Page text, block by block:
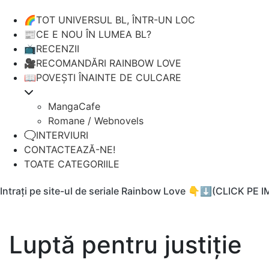
🌈TOT UNIVERSUL BL, ÎNTR-UN LOC
📰CE E NOU ÎN LUMEA BL?
📺RECENZII
🎥RECOMANDĂRI RAINBOW LOVE
📖POVEȘTI ÎNAINTE DE CULCARE
MangaCafe
Romane / Webnovels
🗨️INTERVIURI
CONTACTEAZĂ-NE!
TOATE CATEGORIILE
Intrați pe site-ul de seriale Rainbow Love 👇⬇️(CLICK PE
Luptă pentru justiție